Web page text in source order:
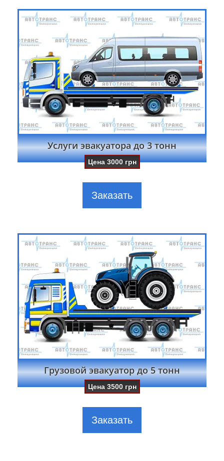
Услуги эвакуатора до 3 тонн
Цена3000 грн
Заказать
Грузовой эвакуатор до 5 тонн
Цена3500 грн
Заказать